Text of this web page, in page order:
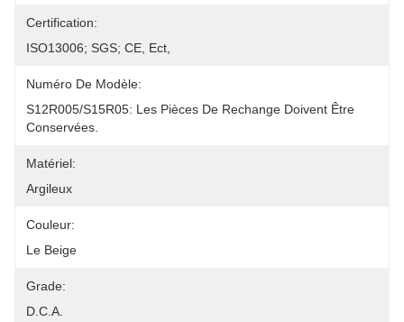
Certification:
ISO13006; SGS; CE, Ect,
Numéro De Modèle:
S12R005/S15R05: Les Pièces De Rechange Doivent Être
Conservées.
Matériel:
Argileux
Couleur:
Le Beige
Grade:
D.C.A.